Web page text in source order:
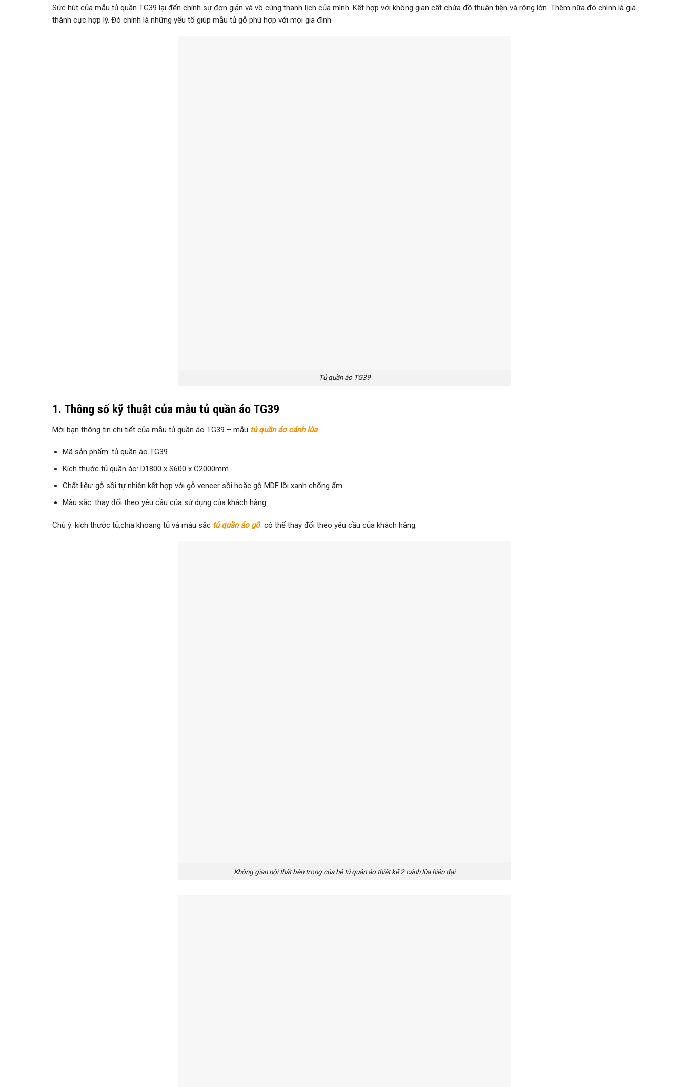
Sức hút của mẫu tủ quần TG39 lại đến chính sự đơn giản và vô cùng thanh lịch của mình. Kết hợp với không gian cất chứa đồ thuận tiện và rộng lớn. Thêm nữa đó chình là giá
thành cực hợp lý. Đó chính là những yếu tố giúp mẫu tủ gỗ phù hợp với mọi gia đình.
Tủ quần áo TG39
1. Thông số kỹ thuật của mẫu tủ quần áo TG39
Mời bạn thông tin chi tiết của mẫu tủ quần áo TG39 – mẫu tủ quần áo cánh lùa
Mã sản phẩm: tủ quần áo TG39
Kích thước tủ quần áo: D1800 x S600 x C2000mm
Chất liệu: gỗ sồi tự nhiên kết hợp với gỗ veneer sồi hoặc gỗ MDF lõi xanh chống ẩm.
Màu sắc: thay đổi theo yêu cầu của sử dụng của khách hàng.
Chú ý: kích thước tủ,chia khoang tủ và màu sắc tủ quần áo gỗcó thể thay đổi theo yêu cầu của khách hàng.
Không gian nội thất bên trong của hệ tủ quần áo thiết kế 2 cánh lùa hiện đại